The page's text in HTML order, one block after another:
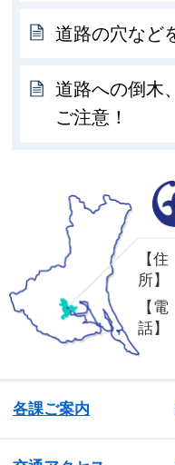
道路の穴など
道路への倒木
ご注意！
【住
所】
【電
話】
各課ご案内